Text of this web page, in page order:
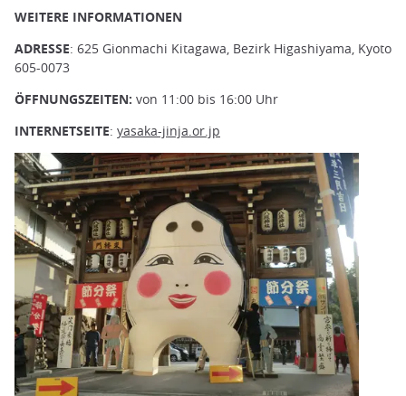
WEITERE INFORMATIONEN
ADRESSE: 625 Gionmachi Kitagawa, Bezirk Higashiyama, Kyoto
605-0073
ÖFFNUNGSZEITEN: von 11:00 bis 16:00 Uhr
INTERNETSEITE: yasaka-jinja.or.jp